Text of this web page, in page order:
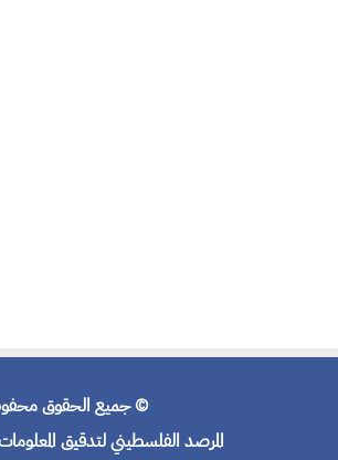
© جميع الحقوق محفوظة |
المرصد الفلسطيني لتدقيق المعلومات